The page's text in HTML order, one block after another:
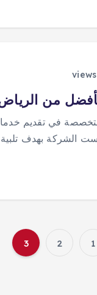
من الرياض
في تقديم
الشركة بهدف تلبية
1
2
3